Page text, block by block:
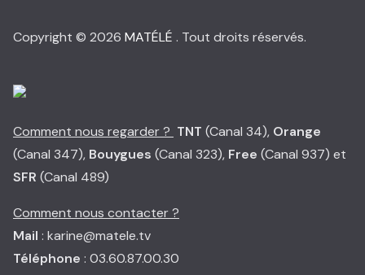
Copyright © 2026 MATÉLÉ . Tout droits réservés.
Comment nous regarder ? TNT (Canal 34), Orange
(Canal 347), Bouygues (Canal 323), Free (Canal 937) et
SFR (Canal 489)
Comment nous contacter ?
Mail : karine@matele.tv
Téléphone : 03.60.87.00.30